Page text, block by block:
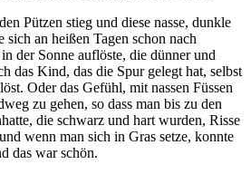
Pützen stieg und diese nasse, dunkle
an heißen Tagen schon nach
der Sonne auflöste, die dünner und
das Kind, das die Spur gelegt hat, selbst
Oder das Gefühl, mit nassen Füssen
zu gehen, so dass man bis zu den
die schwarz und hart wurden, Risse
wenn man sich in Gras setze, konnte
das war schön.